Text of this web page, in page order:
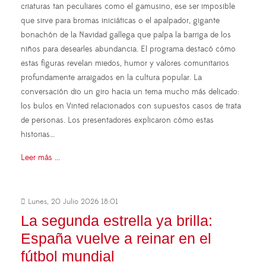
criaturas tan peculiares como el gamusino, ese ser imposible
que sirve para bromas iniciáticas o el apalpador, gigante
bonachón de la Navidad gallega que palpa la barriga de los
niños para desearles abundancia. El programa destacó cómo
estas figuras revelan miedos, humor y valores comunitarios
profundamente arraigados en la cultura popular. La
conversación dio un giro hacia un tema mucho más delicado:
los bulos en Vinted relacionados con supuestos casos de trata
de personas. Los presentadores explicaron cómo estas
historias…
Leer más ...
Lunes, 20 Julio 2026 18:01
La segunda estrella ya brilla:
España vuelve a reinar en el
fútbol mundial